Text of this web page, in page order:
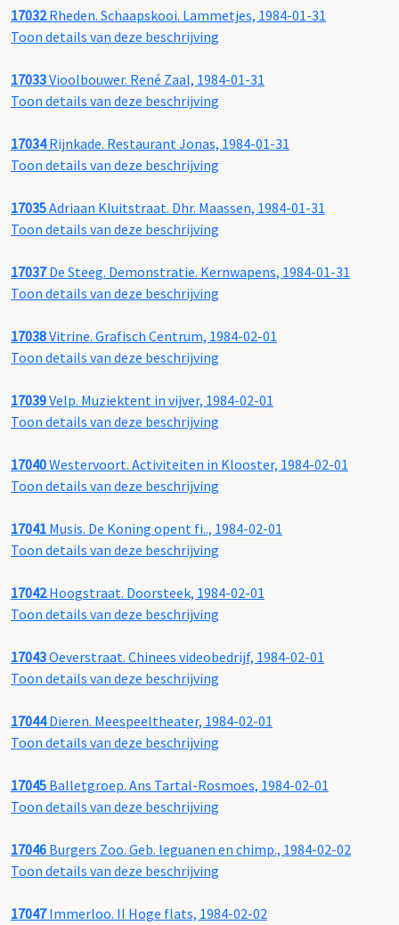
17032Rheden. Schaapskooi. Lammetjes, 1984-01-31
Toon details van deze beschrijving
17033Vioolbouwer. René Zaal, 1984-01-31
Toon details van deze beschrijving
17034Rijnkade. Restaurant Jonas, 1984-01-31
Toon details van deze beschrijving
17035Adriaan Kluitstraat. Dhr. Maassen, 1984-01-31
Toon details van deze beschrijving
17037De Steeg. Demonstratie. Kernwapens, 1984-01-31
Toon details van deze beschrijving
17038Vitrine. Grafisch Centrum, 1984-02-01
Toon details van deze beschrijving
17039Velp. Muziektent in vijver, 1984-02-01
Toon details van deze beschrijving
17040Westervoort. Activiteiten in Klooster, 1984-02-01
Toon details van deze beschrijving
17041 Musis. De Koning opent fi.., 1984-02-01
Toon details van deze beschrijving
17042Hoogstraat. Doorsteek, 1984-02-01
Toon details van deze beschrijving
17043Oeverstraat. Chinees videobedrijf, 1984-02-01
Toon details van deze beschrijving
17044Dieren. Meespeeltheater, 1984-02-01
Toon details van deze beschrijving
17045 Balletgroep. Ans Tartal-Rosmoes, 1984-02-01
Toon details van deze beschrijving
17046 Burgers Zoo. Geb. leguanen en chimp., 1984-02-02
Toon details van deze beschrijving
17047Immerloo. II Hoge flats, 1984-02-02